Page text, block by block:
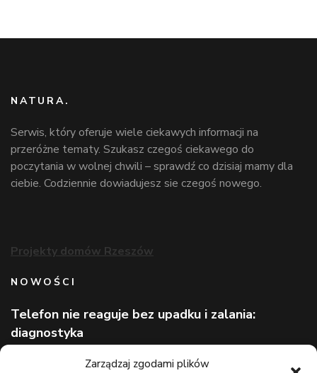
Zarządzaj zgodami plików
NATURA.
Serwis, który oferuje wiele ciekawych informacji na
przeróżne tematy. Szukasz czegoś ciekawego do
poczytania w wolnej chwili – sprawdź co dzisiaj mamy dla
ciebie. Codziennie dowiadujesz sie czegoś nowego.
Projekty domów Rzeszów
NOWOŚCI
Telefon nie reaguje bez upadku i zalania:
diagnostyka
Wizerunek eksperta bez rozpoznawalnej marki